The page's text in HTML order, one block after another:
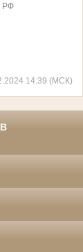
РФ
14:39 (МСК)